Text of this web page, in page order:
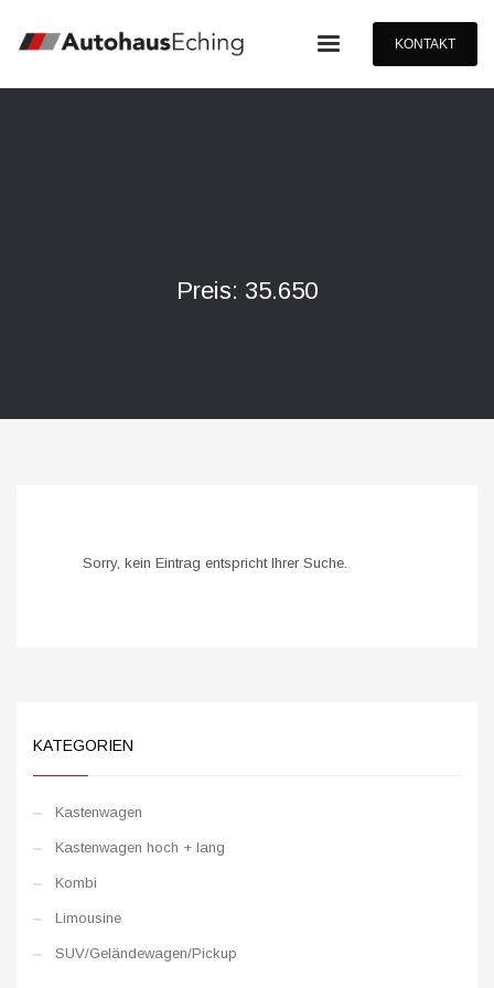
KONTAKT
Preis: 35.650
Sorry, kein Eintrag entspricht Ihrer Suche.
KATEGORIEN
Kastenwagen
Kastenwagen hoch + lang
Kombi
Limousine
SUV/Geländewagen/Pickup